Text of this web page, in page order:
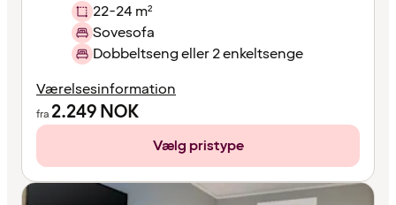
22-24 m²
Sovesofa
Dobbeltseng eller 2 enkeltsenge
Værelsesinformation
fra 2.249NOK
Vælg pristype